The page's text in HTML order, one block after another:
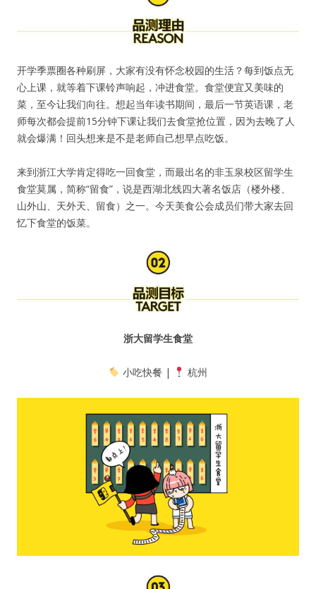
开学季票圈各种刷屏，大家有没有怀念校园的生活？每到饭点无
心上课，就等着下课铃声响起，冲进食堂。食堂便宜又美味的
菜，至今让我们向往。想起当年读书期间，最后一节英语课，老
师每次都会提前15分钟下课让我们去食堂抢位置，因为去晚了人
就会爆满！回头想来是不是老师自己想早点吃饭。
来到浙江大学肯定得吃一回食堂，而最出名的非玉泉校区留学生
食堂莫属，简称“留食”，说是西湖北线四大著名饭店（楼外楼、
山外山、天外天、留食）之一。今天美食公会成员们带大家去回
忆下食堂的饭菜。
浙大留学生食堂
小吃快餐 | 杭州